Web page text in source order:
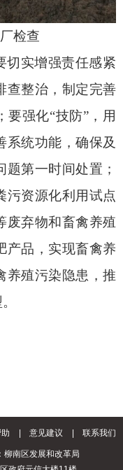
检查
切实增强责任感紧
查整治，制定完善
强化“技防”，用
系统功能，确保及
第一时间处置；
污资源化利用试点
废弃物和畜禽养殖
产品，实现畜禽养
养殖污染隐患，推
意见建议 联系我们
柳南区发展和改革局